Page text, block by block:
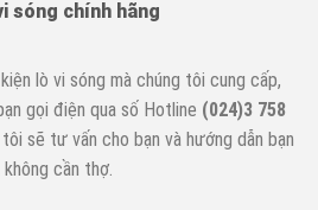
sóng chính hãng
lò vi sóng mà chúng tôi cung cấp,
gọi điện qua số Hotline (024)3 758
sẽ tư vấn cho bạn và hướng dẫn bạn
cần thợ.